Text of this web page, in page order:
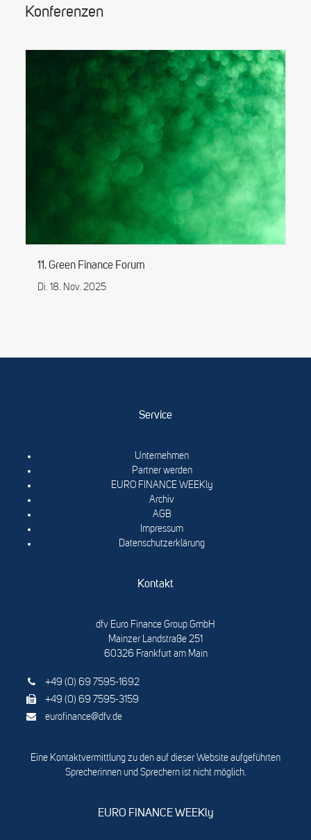
Konferenzen
11. Green Finance Forum
Di. 18. Nov. 2025
Service
Unternehmen
Partner werden
EURO FINANCE WEEKly
Archiv
AGB
Impressum
Datenschutzerklärung
Kontakt
dfv Euro Finance Group GmbH
Mainzer Landstraße 251
60326 Frankfurt am Main
+49 (0) 69 7595-1692
+49 (0) 69 7595-3159
eurofinance@dfv.de
Eine Kontaktvermittlung zu den auf dieser Website aufgeführten
Sprecherinnen und Sprechern ist nicht möglich.
EURO FINANCE WEEKly